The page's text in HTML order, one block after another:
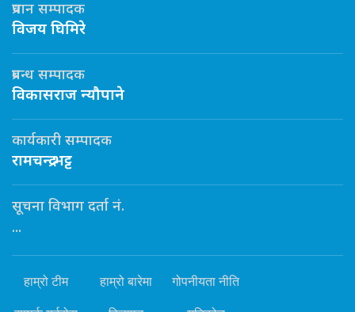
प्रधान सम्पादक
विजय घिमिरे
प्रबन्ध सम्पादक
विकासराज न्यौपाने
कार्यकारी सम्पादक
रामचन्द्र भट्ट
सूचना विभाग दर्ता नं.
...
हाम्रो टीम हाम्रो बारेमा गोपनीयता नीति